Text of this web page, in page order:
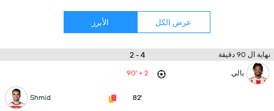
عرض الكل الأبرز
نهاية ال 90 دقيقة 4 - 2
بالي 90' + 2
82'
Shmid